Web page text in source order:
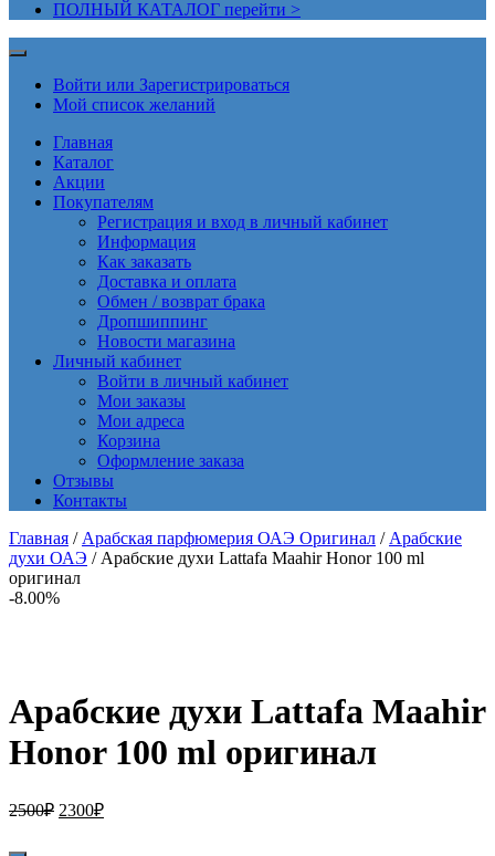
ПОЛНЫЙ КАТАЛОГ перейти >
Войти или Зарегистрироваться
Мой список желаний
Главная
Каталог
Акции
Покупателям
Регистрация и вход в личный кабинет
Информация
Как заказать
Доставка и оплата
Обмен / возврат брака
Дропшиппинг
Новости магазина
Личный кабинет
Войти в личный кабинет
Мои заказы
Мои адреса
Корзина
Оформление заказа
Отзывы
Контакты
Главная / Арабская парфюмерия ОАЭ Оригинал / Арабские
духи ОАЭ / Арабские духи Lattafa Maahir Honor 100 ml
оригинал
-8.00%
Арабские духи Lattafa Maahir
Honor 100 ml оригинал
2500₽ Первоначальная
2300₽Текущая